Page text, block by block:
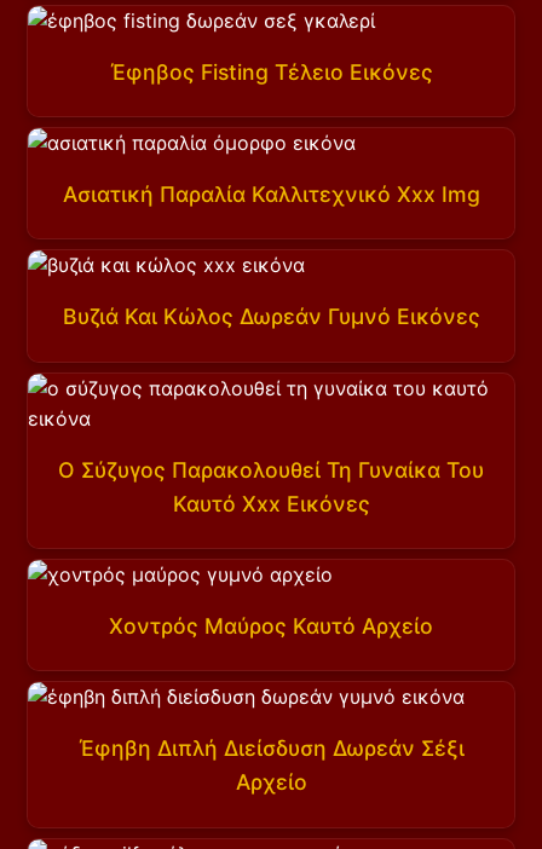
Έφηβος Fisting Τέλειο Εικόνες
Ασιατική Παραλία Καλλιτεχνικό Xxx Img
Βυζιά Και Κώλος Δωρεάν Γυμνό Εικόνες
Ο Σύζυγος Παρακολουθεί Τη Γυναίκα Του
Καυτό Xxx Εικόνες
Χοντρός Μαύρος Καυτό Αρχείο
Έφηβη Διπλή Διείσδυση Δωρεάν Σέξι
Αρχείο